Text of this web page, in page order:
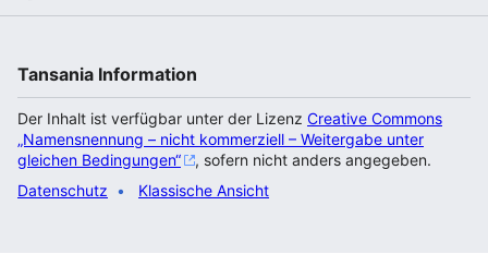
Tansania Information
Der Inhalt ist verfügbar unter der Lizenz Creative Commons
„Namensnennung – nicht kommerziell – Weitergabe unter
gleichen Bedingungen“
, sofern nicht anders angegeben.
Datenschutz
Klassische Ansicht